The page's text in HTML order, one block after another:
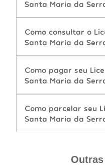
Santa Maria da
Como consultar o
Santa Maria da
Como pagar seu
Santa Maria da
Como parcelar seu
Santa Maria da